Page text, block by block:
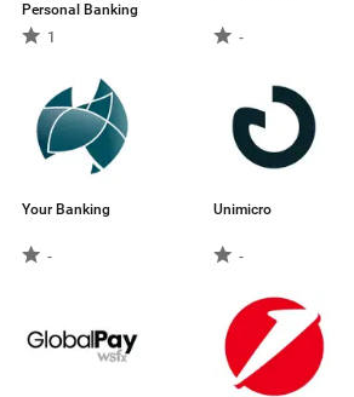
Personal Banking
1
-
Your Banking
-
Unimicro
-